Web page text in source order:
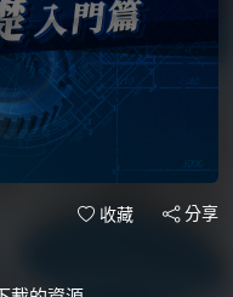
收藏 分享